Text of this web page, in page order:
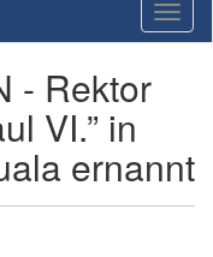
- Rektor
VI.” in
ernannt